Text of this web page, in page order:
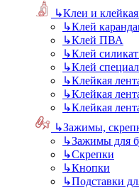
↳Клеи и клейкая
↳Клей
↳Клей ПВА
↳Клей
↳Клей
↳Клейкая
↳Клейкая
↳Клейкая
↳Зажимы,
↳Зажимы для
↳Скрепки
↳Кнопки
↳Подставки